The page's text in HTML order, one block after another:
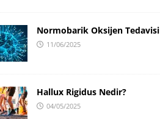
Normobarik Oksijen Tedavisi
11/06/2025
Hallux Rigidus Nedir?
04/05/2025